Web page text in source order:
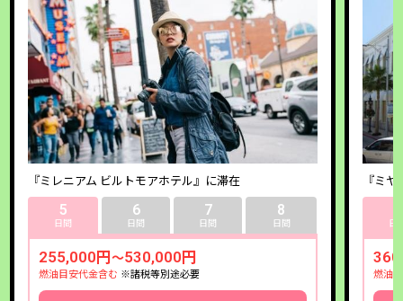
『ミレニアム ビルトモアホテル』に滞在
5
日間
6
日間
7
日間
8
日間
255,000円～530,000円
燃油目安代金含む ※諸税等別途必要
『ミ
日
燃油